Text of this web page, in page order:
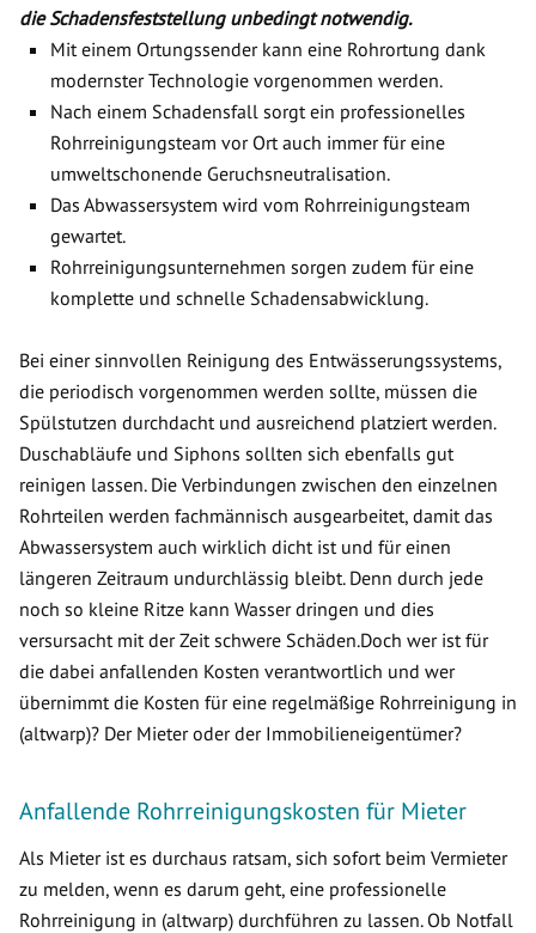
die Schadensfeststellung unbedingt notwendig.
Mit einem Ortungssender kann eine Rohrortung dank
modernster Technologie vorgenommen werden.
Nach einem Schadensfall sorgt ein professionelles
Rohrreinigungsteam vor Ort auch immer für eine
umweltschonende Geruchsneutralisation.
Das Abwassersystem wird vom Rohrreinigungsteam
gewartet.
Rohrreinigungsunternehmen sorgen zudem für eine
komplette und schnelle Schadensabwicklung.
Bei einer sinnvollen Reinigung des Entwässerungssystems,
die periodisch vorgenommen werden sollte, müssen die
Spülstutzen durchdacht und ausreichend platziert werden.
Duschabläufe und Siphons sollten sich ebenfalls gut
reinigen lassen. Die Verbindungen zwischen den einzelnen
Rohrteilen werden fachmännisch ausgearbeitet, damit das
Abwassersystem auch wirklich dicht ist und für einen
längeren Zeitraum undurchlässig bleibt. Denn durch jede
noch so kleine Ritze kann Wasser dringen und dies
versursacht mit der Zeit schwere Schäden.Doch wer ist für
die dabei anfallenden Kosten verantwortlich und wer
übernimmt die Kosten für eine regelmäßige Rohrreinigung in
(altwarp)? Der Mieter oder der Immobilieneigentümer?
Anfallende Rohrreinigungskosten für Mieter
Als Mieter ist es durchaus ratsam, sich sofort beim Vermieter
zu melden, wenn es darum geht, eine professionelle
Rohrreinigung in (altwarp) durchführen zu lassen. Ob Notfall